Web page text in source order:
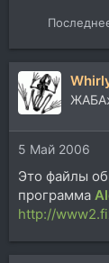
5 Май 2006
Это файлы
программа
http://